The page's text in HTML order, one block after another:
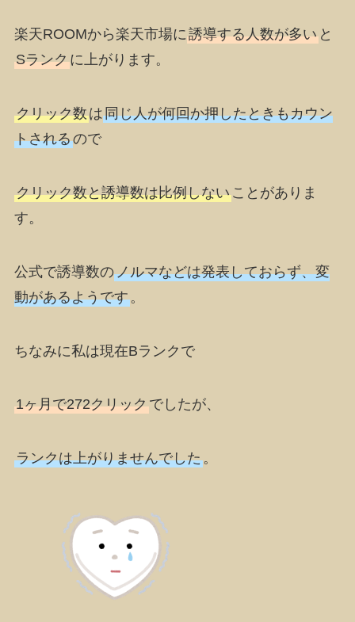
楽天ROOMから楽天市場に誘導する人数が多いと
Sランクに上がります。
クリック数は同じ人が何回か押したときもカウン
トされるので
クリック数と誘導数は比例しないことがありま
す。
公式で誘導数のノルマなどは発表しておらず、変
動があるようです。
ちなみに私は現在Bランク で
1ヶ月で272クリックでしたが、
ランクは上がりませんでした。